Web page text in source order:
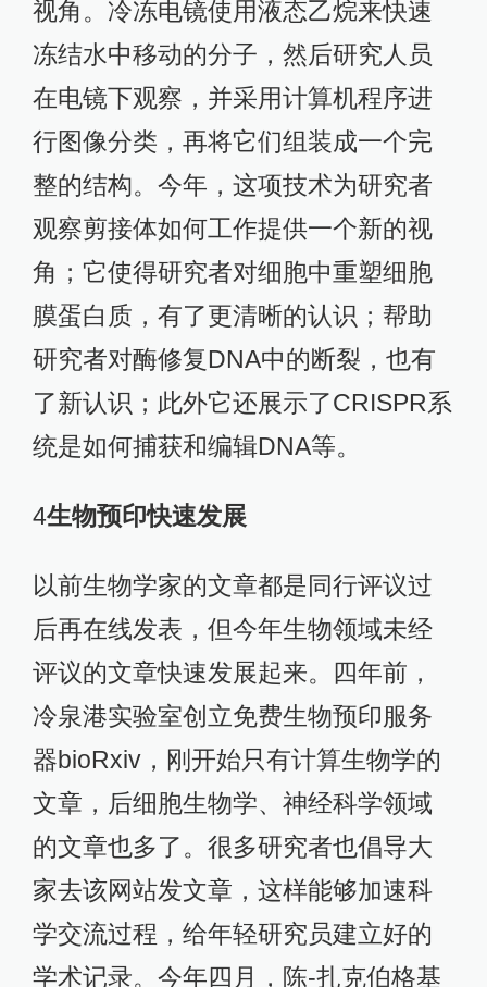
视角。冷冻电镜使用液态乙烷来快速
冻结水中移动的分子，然后研究人员
在电镜下观察，并采用计算机程序进
行图像分类，再将它们组装成一个完
整的结构。今年，这项技术为研究者
观察剪接体如何工作提供一个新的视
角；它使得研究者对细胞中重塑细胞
膜蛋白质，有了更清晰的认识；帮助
研究者对酶修复DNA中的断裂，也有
了新认识；此外它还展示了CRISPR系
统是如何捕获和编辑DNA等。
4生物预印快速发展
以前生物学家的文章都是同行评议过
后再在线发表，但今年生物领域未经
评议的文章快速发展起来。四年前，
冷泉港实验室创立免费生物预印服务
器bioRxiv，刚开始只有计算生物学的
文章，后细胞生物学、神经科学领域
的文章也多了。很多研究者也倡导大
家去该网站发文章，这样能够加速科
学交流过程，给年轻研究员建立好的
学术记录。今年四月，陈-扎克伯格基